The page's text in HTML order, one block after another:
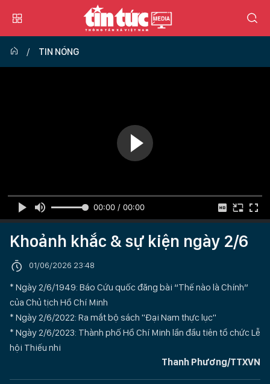
TIN NÓNG
00:00 / 00:00
Khoảnh khắc & sự kiện ngày 2/6
01/06/2026 23:48
* Ngày 2/6/1949: Báo Cứu quốc đăng bài “Thế nào là Chính”
của Chủ tịch Hồ Chí Minh
* Ngày 2/6/2022: Ra mắt bộ sách "Đại Nam thực lục"
* Ngày 2/6/2023: Thành phố Hồ Chí Minh lần đầu tiên tổ chức Lễ
hội Thiếu nhi
Thanh Phương/TTXVN